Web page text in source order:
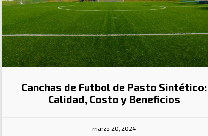
Canchas de Futbol de Pasto Sintético:
Calidad, Costo y Beneficios
marzo 20, 2024